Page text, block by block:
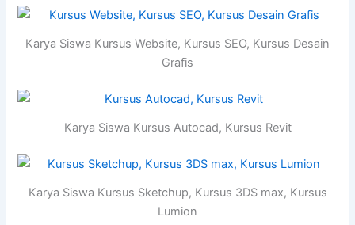
Karya Siswa Kursus Website, Kursus SEO, Kursus Desain
Grafis
Karya Siswa Kursus Autocad, Kursus Revit
Karya Siswa Kursus Sketchup, Kursus 3DS max, Kursus
Lumion